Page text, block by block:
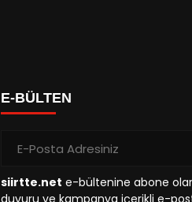
E-BÜLTEN
siirtte.net e-bültenine abone